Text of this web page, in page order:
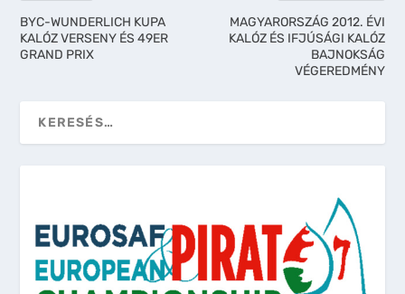
BYC-WUNDERLICH KUPA
KALÓZ VERSENY ÉS 49ER
GRAND PRIX
MAGYARORSZÁG 2012. ÉVI
KALÓZ ÉS IFJÚSÁGI KALÓZ
BAJNOKSÁG
VÉGEREDMÉNY